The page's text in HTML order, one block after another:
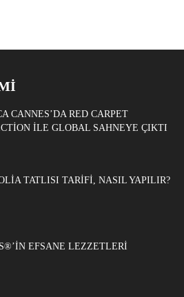
CANNES’DA RED CARPET
ILE GLOBAL SAHNEYE ÇIKTI
TATLISI TARIFI, NASIL YAPILIR?
EFSANE LEZZETLERI